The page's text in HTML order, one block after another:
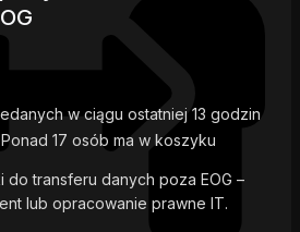
w ciągu ostatniej 13 godzin
17 osób ma w koszyku
do transferu danych poza EOG –
lub opracowanie prawne IT.